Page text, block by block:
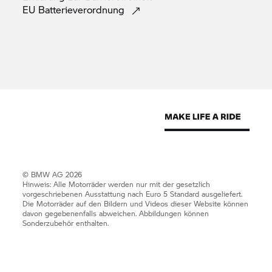
Lizenz zur Nutzung des geistigen Eigentums von
oder Dritten erteilt.
Anlaufstellen für hinweisgebende Personen
Verantwortungsvolles, nachhaltiges und
rechtmäßiges Verhalten ist ein integraler
EU Batterieverordnung
© BMW AG 2026
Hinweis: Alle Motorräder werden nur mit der gesetzlich
vorgeschriebenen Ausstattung nach Euro 5 Standard ausgeliefert.
Die Motorräder auf den Bildern und Videos dieser Website können
davon gegebenenfalls abweichen. Abbildungen können
Sonderzubehör enthalten.